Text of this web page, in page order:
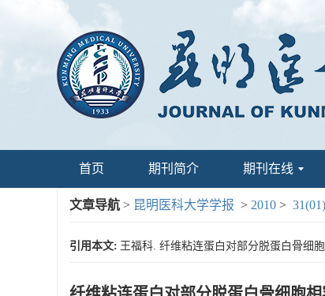
首页 期刊简介 期刊在线
文章导航 > 昆明医科大学学报 > 2010 >
引用本文: 王福科. 纤维粘连蛋白对部分脱蛋白骨细